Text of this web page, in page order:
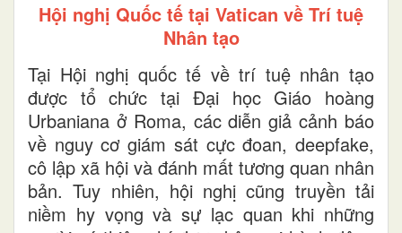
Hội nghị Quốc tế tại Vatican về Trí tuệ
Nhân tạo
Tại Hội nghị quốc tế về trí tuệ nhân tạo
được tổ chức tại Đại học Giáo hoàng
Urbaniana ở Roma, các diễn giả cảnh báo
về nguy cơ giám sát cực đoan, deepfake,
cô lập xã hội và đánh mất tương quan nhân
bản. Tuy nhiên, hội nghị cũng truyền tải
niềm hy vọng và sự lạc quan khi những